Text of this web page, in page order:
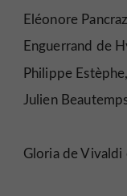
Eléonore
Enguerrand de
Philippe
Julien
Gloria de